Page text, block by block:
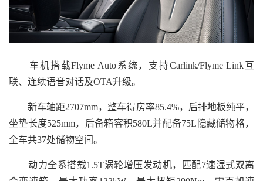
车机搭载Flyme Auto系统，支持Carlink/Flyme Link互
联、连续语音对话及OTA升级。
新车轴距2707mm，整车得房率85.4%，后排地板纯平，
坐垫长度525mm，后备箱容积580L并配备75L隐藏储物格，
全车共37处储物空间。
动力全系搭载1.5T涡轮增压发动机，匹配7速湿式双离